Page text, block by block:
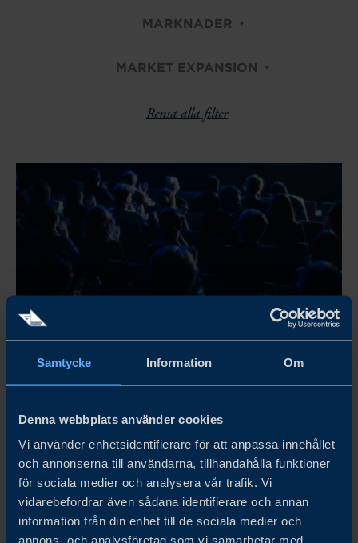
Samtycke Information Om
Denna webbplats använder cookies
Vi använder enhetsidentifierare för att anpassa innehållet
och annonserna till användarna, tillhandahålla funktioner
för sociala medier och analysera vår trafik. Vi
vidarebefordrar även sådana identifierare och annan
information från din enhet till de sociala medier och
annons- och analysföretag som vi samarbetar med.
MARKNADER
MARKET EXPANSION
Rensa alla filter
aug. 19 - aug. 20, 2026
DALO DAYS 2026
Denmark’s defence procurement is accelerating - are you
ready to compete? Business Sweden helps you position,
partner and meet buyers. Will you secure the partnerships
that shape tomorrow’s defence - or watch others take the
lead?